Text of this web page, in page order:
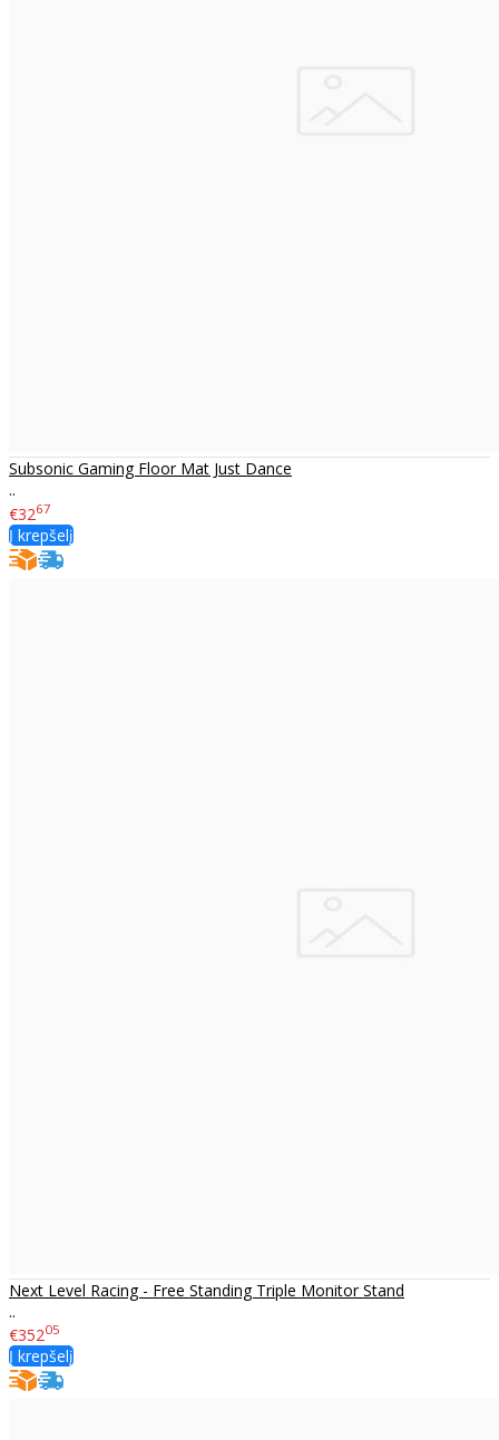
Subsonic Gaming Floor Mat Just Dance
..
€3267
Į krepšelį
Next Level Racing - Free Standing Triple Monitor Stand
..
€35205
Į krepšelį